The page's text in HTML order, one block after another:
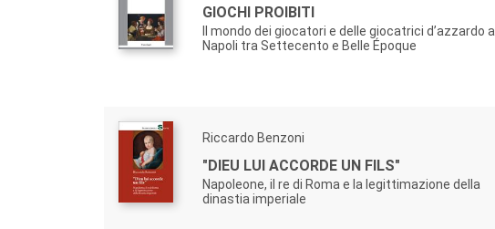
GIOCHI PROIBITI
Il mondo dei giocatori e delle giocatrici d’azzardo a
Napoli tra Settecento e Belle Époque
Riccardo Benzoni
"DIEU LUI ACCORDE UN FILS"
Napoleone, il re di Roma e la legittimazione della
dinastia imperiale